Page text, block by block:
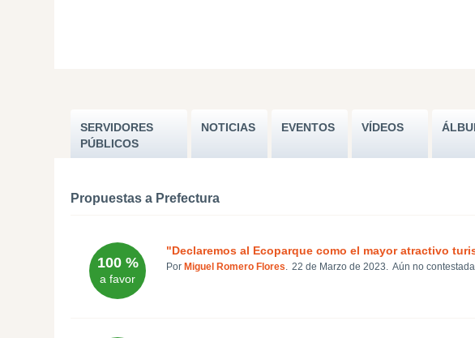
SERVIDORES
PÚBLICOS
NOTICIAS EVENTOS VÍDEOS
Propuestas a Prefectura
100 %
a favor
"Declaremos al Ecoparque como el mayor atractivo
Por Miguel Romero Flores. 22 de Marzo de 2023. Aún no contestada